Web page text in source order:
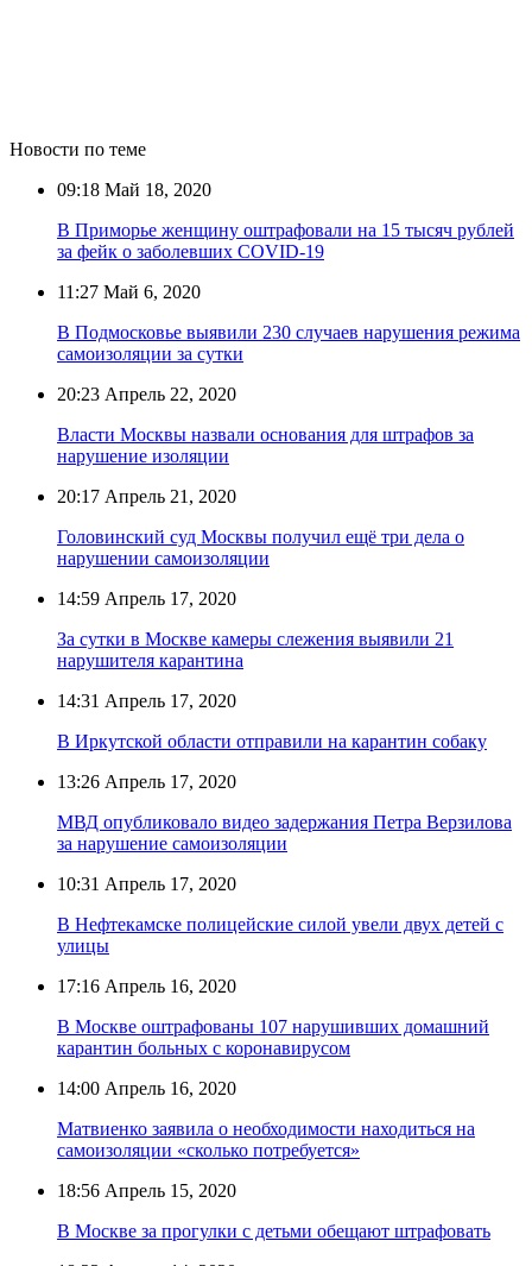
Новости по теме
09:18 Май 18, 2020
В Приморье женщину оштрафовали на 15 тысяч рублей
за фейк о заболевших COVID-19
11:27 Май 6, 2020
В Подмосковье выявили 230 случаев нарушения режима
самоизоляции за сутки
20:23 Апрель 22, 2020
Власти Москвы назвали основания для штрафов за
нарушение изоляции
20:17 Апрель 21, 2020
Головинский суд Москвы получил ещё три дела о
нарушении самоизоляции
14:59 Апрель 17, 2020
За сутки в Москве камеры слежения выявили 21
нарушителя карантина
14:31 Апрель 17, 2020
В Иркутской области отправили на карантин собаку
13:26 Апрель 17, 2020
МВД опубликовало видео задержания Петра Верзилова
за нарушение самоизоляции
10:31 Апрель 17, 2020
В Нефтекамске полицейские силой увели двух детей с
улицы
17:16 Апрель 16, 2020
В Москве оштрафованы 107 нарушивших домашний
карантин больных с коронавирусом
14:00 Апрель 16, 2020
Матвиенко заявила о необходимости находиться на
самоизоляции «сколько потребуется»
18:56 Апрель 15, 2020
В Москве за прогулки с детьми обещают штрафовать